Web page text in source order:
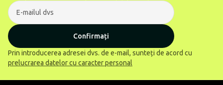
Confirmați
Prin introducerea adresei dvs. de e-mail, sunteți de acord cu
prelucrarea datelor cu caracter personal